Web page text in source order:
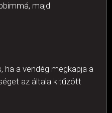
majd
ha a vendég megkapja a
az általa kitűzött